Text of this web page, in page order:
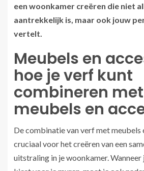
een woonkamer creëren die niet
aantrekkelijk is, maar ook jouw
vertelt.
Meubels en
hoe je verf kunt
combineren met
meubels en
De combinatie van verf met meubels
cruciaal voor het creëren van een
uitstraling in je woonkamer. Wanneer